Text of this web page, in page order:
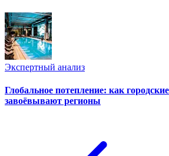
Экспертный анализ
Глобальное потепление: как
завоёвывают регионы